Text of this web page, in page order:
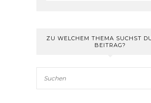
ZU WELCHEM THEMA SUCHST
BEITRAG?